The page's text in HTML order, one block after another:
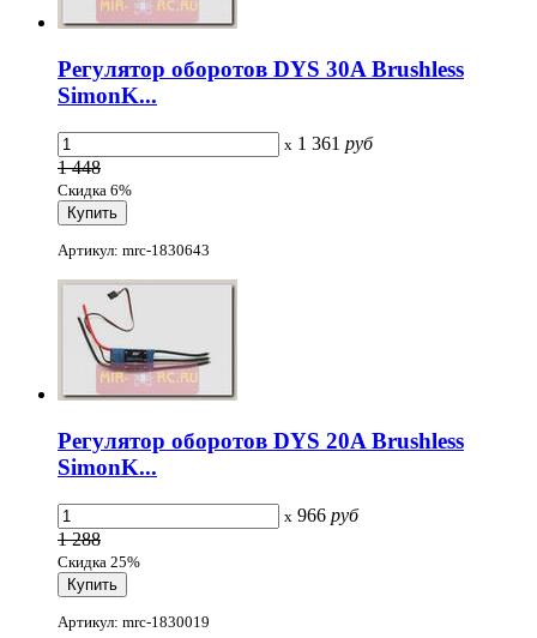
Регулятор оборотов DYS 30A Brushless
SimonK...
x 1 361 руб
1 448
Скидка 6%
Артикул: mrc-1830643
Регулятор оборотов DYS 20A Brushless
SimonK...
x 966 руб
1 288
Скидка 25%
Артикул: mrc-1830019